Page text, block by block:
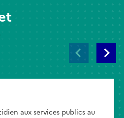
aux services publics au